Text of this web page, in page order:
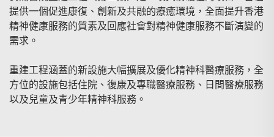
提供一個促進康復、創新及共融的療癒環境，全面提升香港
精神健康服務的質素及回應社會對精神健康服務不斷演變的
需求。
重建工程涵蓋的新設施大幅擴展及優化精神科醫療服務，全
方位的設施包括住院、復康及專職醫療服務、日間醫療服務
以及兒童及青少年精神科服務。